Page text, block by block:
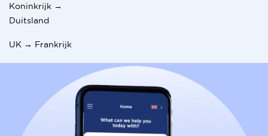
Koninkrijk →
Duitsland
UK → Frankrijk